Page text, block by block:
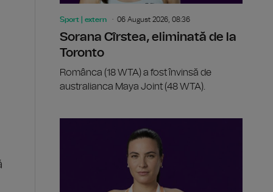
Sport | extern 06 August 2026, 08:36
Sorana Cîrstea, eliminată de la
Toronto
Românca (18 WTA) a fost învinsă de
australianca Maya Joint (48 WTA).